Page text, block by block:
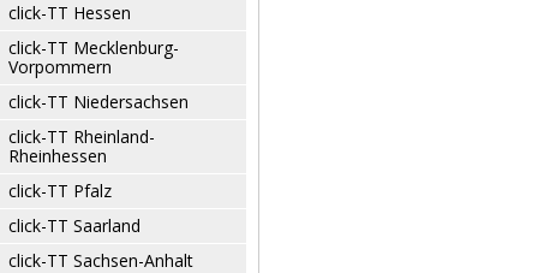
click-TT Hessen
click-TT Mecklenburg-
Vorpommern
click-TT Niedersachsen
click-TT Rheinland-
Rheinhessen
click-TT Pfalz
click-TT Saarland
click-TT Sachsen-Anhalt